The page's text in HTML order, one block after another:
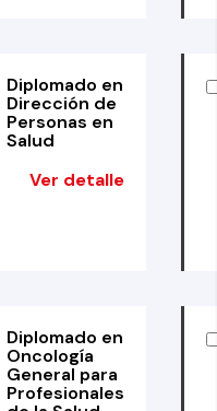
Diplomado en
Dirección de
Personas en
Salud
Ver detalle
Diplomado en
Oncología
General para
Profesionales